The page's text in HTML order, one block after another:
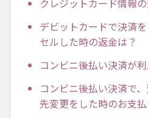
クレジットカード情報
デビットカードで決済
セルした時の返金は？
コンビニ後払い決済が
コンビニ後払い決済で
先変更をした時のお支